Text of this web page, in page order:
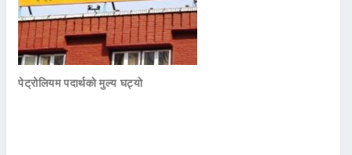
पेट्रोलियम पदार्थको मुल्य घट्यो